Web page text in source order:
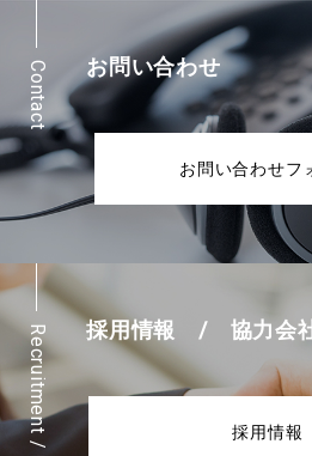
Contact お問い合わせ
お問い合わせフ
採用情報 / 協力会
採用情報